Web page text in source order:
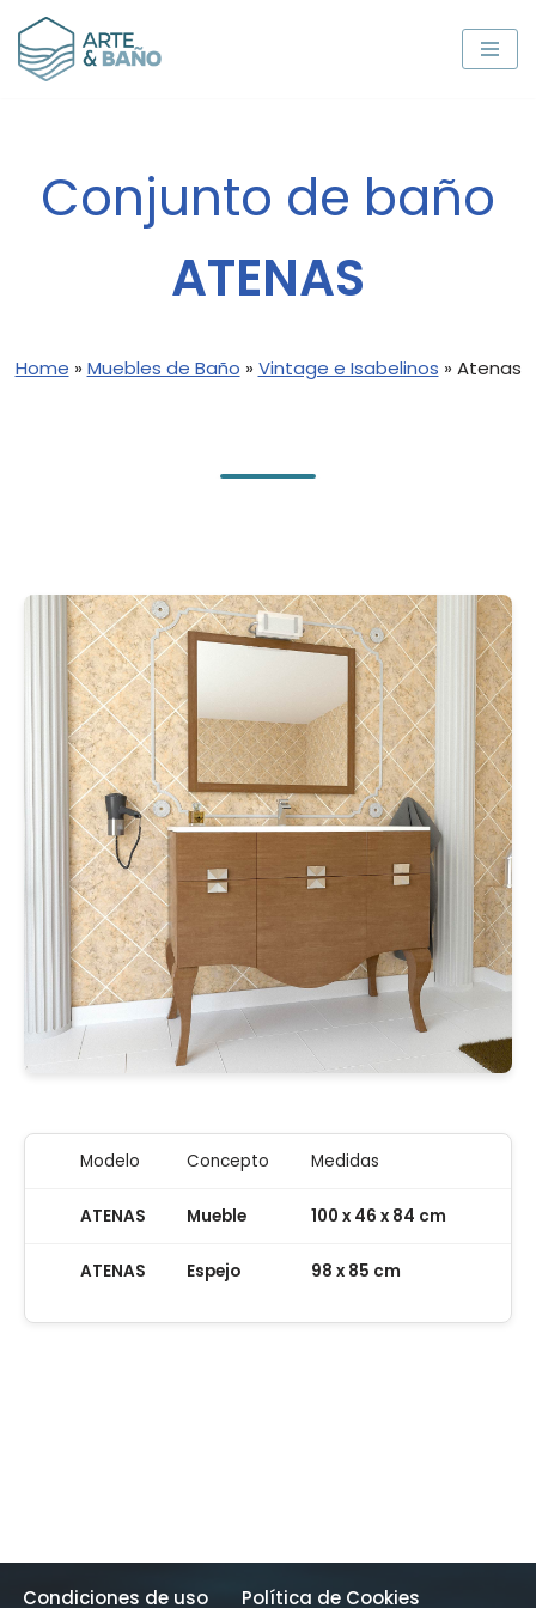
Conjunto de baño
ATENAS
Home » Muebles de Baño » Vintage e Isabelinos » Atenas
Modelo Concepto Medidas
ATENAS Mueble 100 x 46 x 84 cm
ATENAS Espejo 98 x 85 cm
Condiciones de uso Política de Cookies